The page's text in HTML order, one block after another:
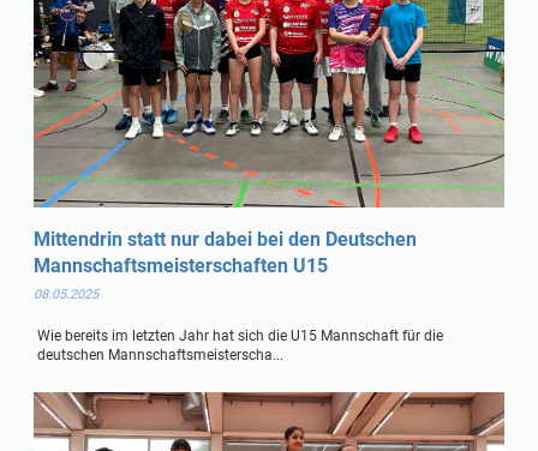
Mittendrin statt nur dabei bei den Deutschen
Mannschaftsmeisterschaften U15
08.05.2025
Wie bereits im letzten Jahr hat sich die U15 Mannschaft für die
deutschen Mannschaftsmeisterscha...